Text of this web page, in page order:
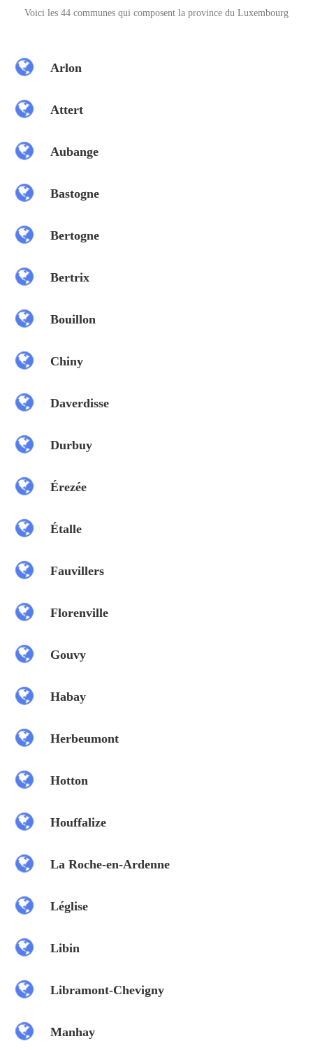
Voici les 44 communes qui composent la province du Luxembourg
Arlon
Attert
Aubange
Bastogne
Bertogne
Bertrix
Bouillon
Chiny
Daverdisse
Durbuy
Érezée
Étalle
Fauvillers
Florenville
Gouvy
Habay
Herbeumont
Hotton
Houffalize
La Roche-en-Ardenne
Léglise
Libin
Libramont-Chevigny
Manhay